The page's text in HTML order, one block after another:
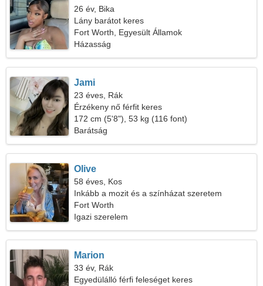
26 év, Bika
Lány barátot keres
Fort Worth, Egyesült Államok
Házasság
Jami
23 éves, Rák
Érzékeny nő férfit keres
172 cm (5'8"), 53 kg (116 font)
Barátság
Olive
58 éves, Kos
Inkább a mozit és a színházat szeretem
Fort Worth
Igazi szerelem
Marion
33 év, Rák
Egyedülálló férfi feleséget keres